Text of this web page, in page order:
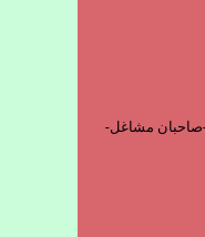
صاحبان مشاغل-